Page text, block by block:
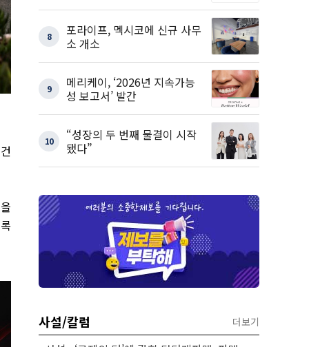
8
포라이프, 멕시코에 신규 사무
소 개소
9
메리케이, ‘2026년 지속가능
성 보고서’ 발간
10
“성장의 두 번째 물결이 시작
됐다”
사설/칼럼 더보기